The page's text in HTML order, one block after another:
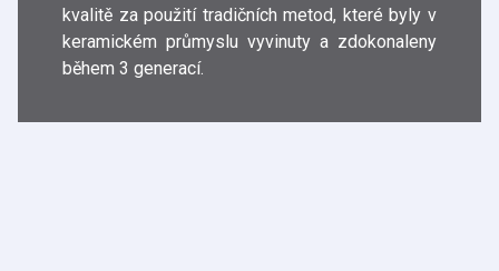
kvalitě za použití tradičních metod, které byly v
keramickém průmyslu vyvinuty a zdokonaleny
během 3 generací.